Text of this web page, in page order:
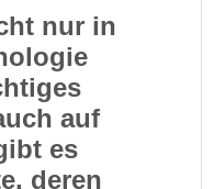
nur in
auf
es
deren